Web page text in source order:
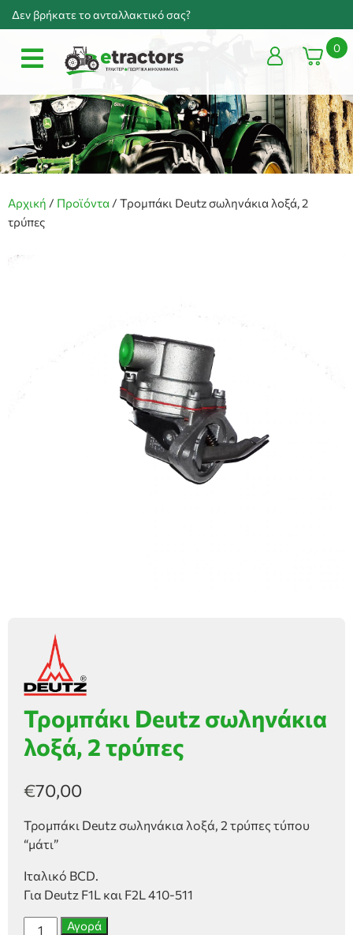
Δεν βρήκατε το ανταλλακτικό σας?
0
Αρχική / Προϊόντα / Τρομπάκι Deutz σωληνάκια λοξά, 2
τρύπες
Τρομπάκι Deutz σωληνάκια
λοξά, 2 τρύπες
€70,00
Τρομπάκι Deutz σωληνάκια λοξά, 2 τρύπες τύπου
“μάτι”
Ιταλικό BCD.
Για Deutz F1L και F2L 410-511
ΤρομπάκιΑγορά